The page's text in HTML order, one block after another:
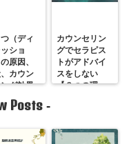
（ディ
ショ
原因、
カウン
グ効果
カウンセリン
グでセラピス
トがアドバイ
スをしない
【３つの理
Posts -